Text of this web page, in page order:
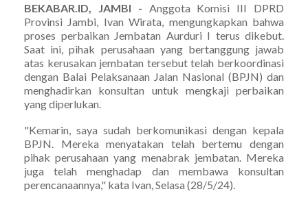
BEKABAR.ID, JAMBI - Anggota Komisi III DPRD
Provinsi Jambi, Ivan Wirata, mengungkapkan bahwa
proses perbaikan Jembatan Aurduri I terus dikebut.
Saat ini, pihak perusahaan yang bertanggung jawab
atas kerusakan jembatan tersebut telah berkoordinasi
dengan Balai Pelaksanaan Jalan Nasional (BPJN) dan
menghadirkan konsultan untuk mengkaji perbaikan
yang diperlukan.
"Kemarin, saya sudah berkomunikasi dengan kepala
BPJN. Mereka menyatakan telah bertemu dengan
pihak perusahaan yang menabrak jembatan. Mereka
juga telah menghadap dan membawa konsultan
perencanaannya," kata Ivan, Selasa (28/5/24).